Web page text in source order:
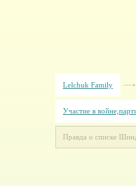
Lelchuk Family
Участие в
Правда о списке